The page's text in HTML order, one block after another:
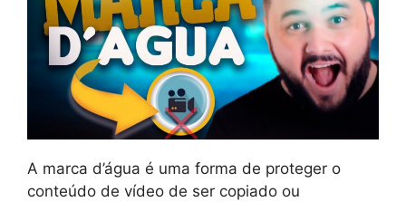
A marca d’água é uma forma de proteger o
conteúdo de vídeo de ser copiado ou